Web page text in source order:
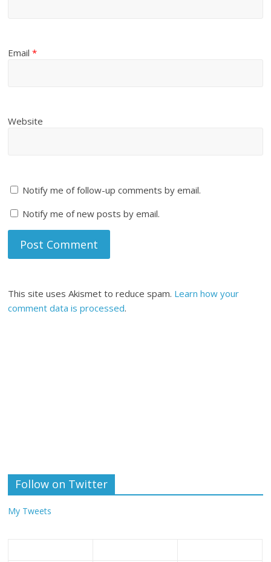
Email*
Website
Notify me of follow-up comments by email.
Notify me of new posts by email.
This site uses Akismet to reduce spam. Learn how your
comment data is processed.
Follow on Twitter
My Tweets